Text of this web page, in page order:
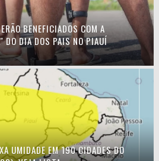
BENEFICIADOS COM A
DO DIA DOS PAIS NO PIAUÍ
UMIDADE EM 190 CIDADES DO